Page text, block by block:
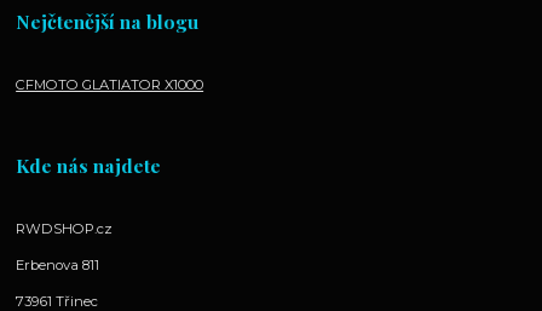
Nejčtenější na blogu
CFMOTO GLATIATOR X1000
Kde nás najdete
RWDSHOP.cz
Erbenova 811
73961 Třinec